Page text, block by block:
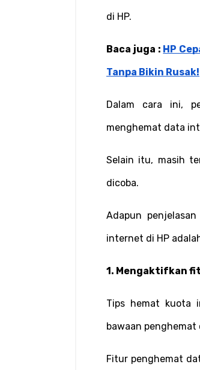
di HP.
Baca juga : HP
Tanpa Bikin Rusak!
Dalam cara ini,
menghemat data
Selain itu, masih
dicoba.
Adapun
internet di HP
1. Mengaktifkan
Tips hemat kuota
bawaan penghemat
Fitur penghemat